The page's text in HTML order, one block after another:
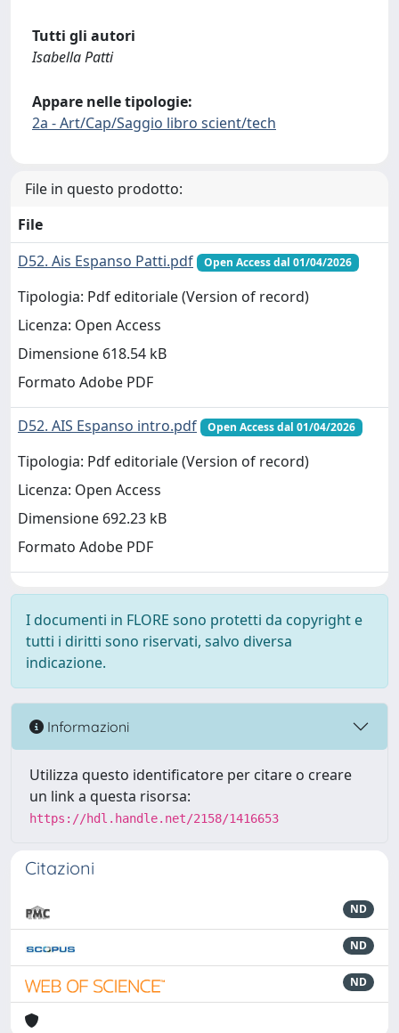
Tutti gli autori
Isabella Patti
Appare nelle tipologie:
2a - Art/Cap/Saggio libro scient/tech
File in questo prodotto:
File
D52. Ais Espanso Patti.pdf
Open Access dal 01/04/2026
Tipologia: Pdf editoriale (Version of record)
Licenza: Open Access
Dimensione 618.54 kB
Formato Adobe PDF
D52. AIS Espanso intro.pdf Open Access dal 01/04/2026
Tipologia: Pdf editoriale (Version of record)
Licenza: Open Access
Dimensione 692.23 kB
Formato Adobe PDF
I documenti in FLORE sono protetti da copyright e
tutti i diritti sono riservati, salvo diversa
indicazione.
Informazioni
Utilizza questo identificatore per citare o creare
un link a questa risorsa:
https://hdl.handle.net/2158/1416653
Citazioni
ND
ND
ND